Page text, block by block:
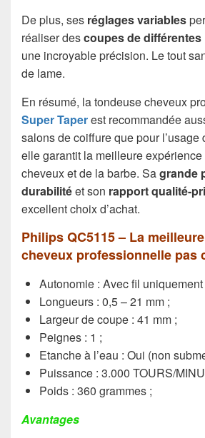
De plus, ses réglages variables
réaliser descoupes de
une incroyable précision. Le tout
de lame.
En résumé, la tondeuse cheveux
Super Taperest recommandée
salons de coiffure que pour l’usage
elle garantit la meilleure
cheveux et de la barbe. Sagrande
durabilitéet son rapport qualité-
excellent choix d’achat.
Philips QC5115 – La
cheveux professionnelle pas
Autonomie : Avec fil uniquement
Longueurs : 0,5 – 21 mm ;
Largeur de coupe : 41 mm ;
Peignes : 1 ;
Etanche à l’eau : Oui (non
Puissance : 3.000 TOURS/
Poids : 360 grammes ;
Avantages